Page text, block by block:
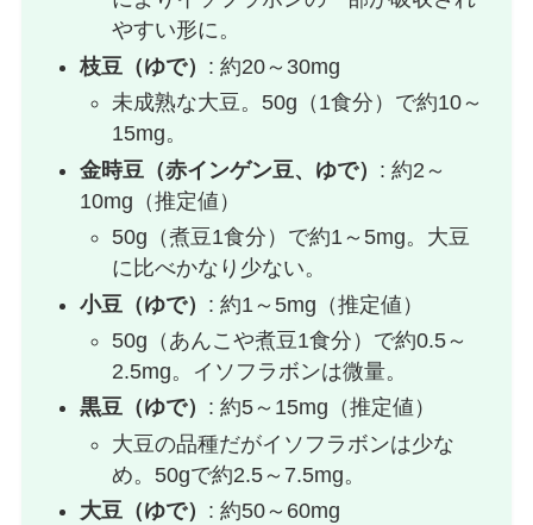
やすい形に。
枝豆（ゆで） : 約20～30mg
未成熟な大豆。50g（1食分）で約10～
15mg。
金時豆（赤インゲン豆、ゆで） : 約2～
10mg（推定値）
50g（煮豆1食分）で約1～5mg。大豆
に比べかなり少ない。
小豆（ゆで） : 約1～5mg（推定値）
50g（あんこや煮豆1食分）で約0.5～
2.5mg。イソフラボンは微量。
黒豆（ゆで） : 約5～15mg（推定値）
大豆の品種だがイソフラボンは少な
め。50gで約2.5～7.5mg。
大豆（ゆで） : 約50～60mg